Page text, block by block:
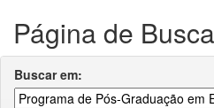
Página de Busca
Buscar em: